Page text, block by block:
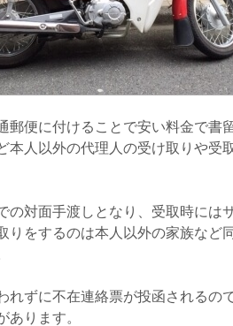
郵便に付けることで安い料金で書
本人以外の代理人の受け取りや受
の対面手渡しとなり、受取時には
りをするのは本人以外の家族など
れずに不在連絡票が投函されるの
あります。